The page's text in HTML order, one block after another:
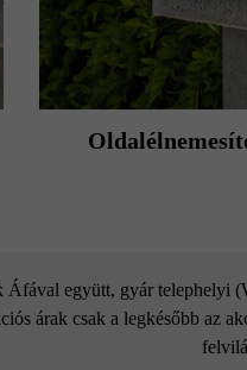
együtt, gyár telephelyi
árak csak a legkésőbb az